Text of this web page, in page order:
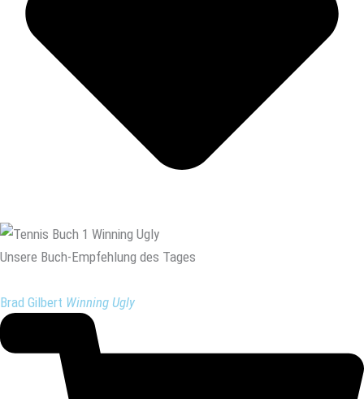
Unsere Buch-Empfehlung des Tages
Brad Gilbert Winning Ugly